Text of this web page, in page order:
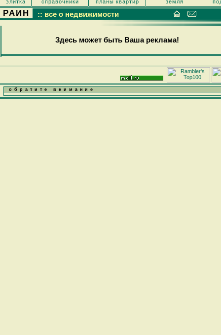
элитка
справочники планы квартир земля
РАИН :: все о недвижимости
Здесь может быть Ваша реклама!
обратите внимание